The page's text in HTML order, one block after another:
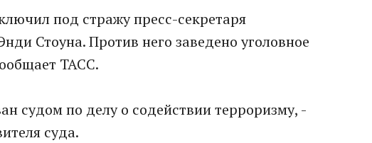
под стражу пресс-секретаря
Стоуна. Против него заведено уголовное
ТАСС.
судом по делу о содействии терроризму, -
суда.